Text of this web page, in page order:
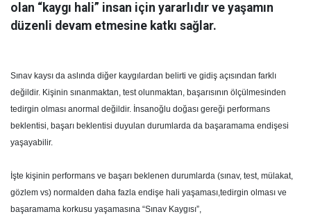
olan “kaygı hali” insan için yararlıdır ve yaşamın
düzenli devam etmesine katkı sağlar.
Sınav kaysı da aslında diğer kaygılardan belirti ve gidiş açısından farklı
değildir. Kişinin sınanmaktan, test olunmaktan, başarısının ölçülmesinden
tedirgin olması anormal değildir. İnsanoğlu doğası gereği performans
beklentisi, başarı beklentisi duyulan durumlarda da başaramama endişesi
yaşayabilir.
İşte kişinin performans ve başarı beklenen durumlarda (sınav, test, mülakat,
gözlem vs) normalden daha fazla endişe hali yaşaması,tedirgin olması ve
başaramama korkusu yaşamasına “Sınav Kaygısı”,